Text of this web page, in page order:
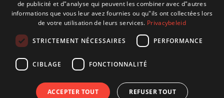
de publicité et d"analyse qui peuvent les combiner avec d"autres
informations que vous leur avez fournies ou qu"ils ont collectées lors
de votre utilisation de leurs services. Privacybeleid
STRICTEMENT NÉCESSAIRES PERFORMANCE
CIBLAGE FONCTIONNALITÉ
ACCEPTER TOUT REFUSER TOUT